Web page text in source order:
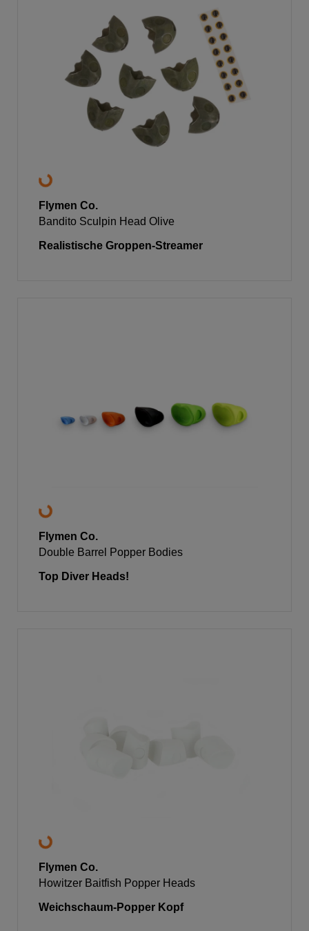
Flymen Co.
Bandito Sculpin Head Olive
Realistische Groppen-Streamer
Flymen Co.
Double Barrel Popper Bodies
Top Diver Heads!
Flymen Co.
Howitzer Baitfish Popper Heads
Weichschaum-Popper Kopf